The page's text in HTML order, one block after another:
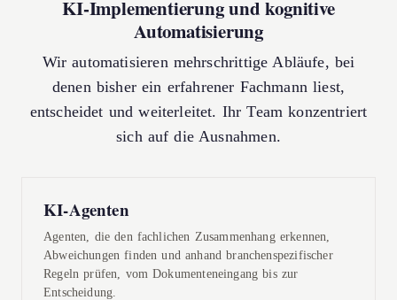
KI-Implementierung und kognitive
Automatisierung
Wir automatisieren mehrschrittige Abläufe, bei
denen bisher ein erfahrener Fachmann liest,
entscheidet und weiterleitet. Ihr Team konzentriert
sich auf die Ausnahmen.
KI-Agenten
Agenten, die den fachlichen Zusammenhang erkennen,
Abweichungen finden und anhand branchenspezifischer
Regeln prüfen, vom Dokumenteneingang bis zur
Entscheidung.